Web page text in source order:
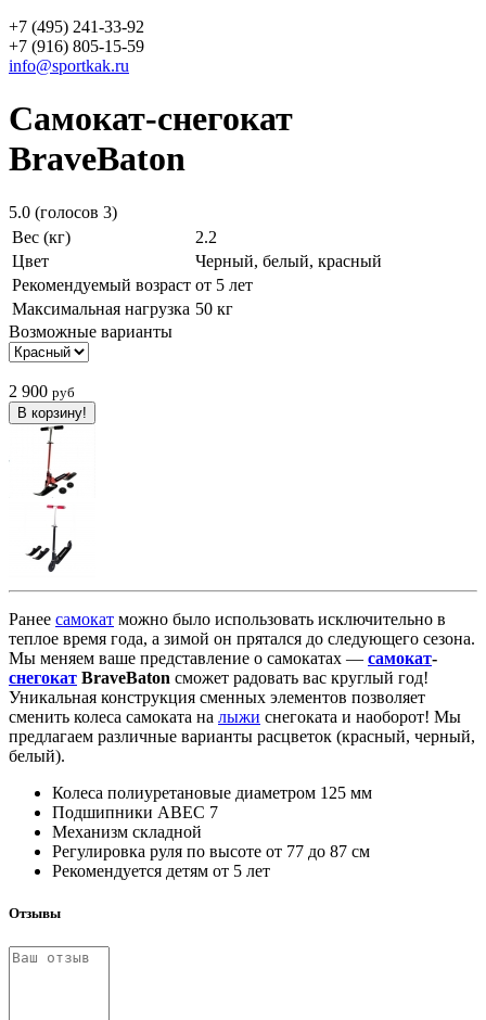
+7 (495) 241-33-92
+7 (916) 805-15-59
info@sportkak.ru
Cамокат-снегокат
BraveBaton
5.0 (голосов 3)
Вес (кг)
2.2
Цвет
Черный, белый, красный
Рекомендуемый возраст от 5 лет
Максимальная нагрузка 50 кг
Возможные варианты
2 900 руб
Ранее самокат можно было использовать исключительно в
теплое время года, а зимой он прятался до следующего сезона.
Мы меняем ваше представление о самокатах — самокат-
снегокат BraveBaton сможет радовать вас круглый год!
Уникальная конструкция сменных элементов позволяет
сменить колеса самоката на лыжи снегоката и наоборот! Мы
предлагаем различные варианты расцветок (красный, черный,
белый).
Колеса полиуретановые диаметром 125 мм
Подшипники ABEC 7
Механизм складной
Регулировка руля по высоте от 77 до 87 см
Рекомендуется детям от 5 лет
Отзывы